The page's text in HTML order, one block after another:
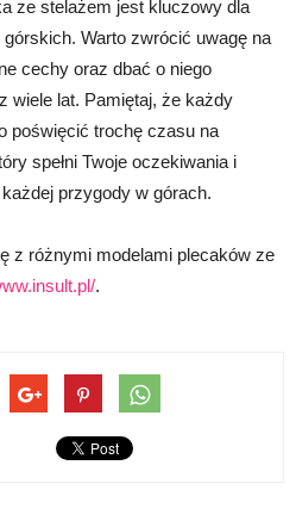
ze stelażem jest kluczowy dla
Warto zwrócić uwagę na
cechy oraz dbać o niego
wiele lat. Pamiętaj, że każdy
poświęcić trochę czasu na
spełni Twoje oczekiwania i
przygody w górach.
z różnymi modelami plecaków ze
.